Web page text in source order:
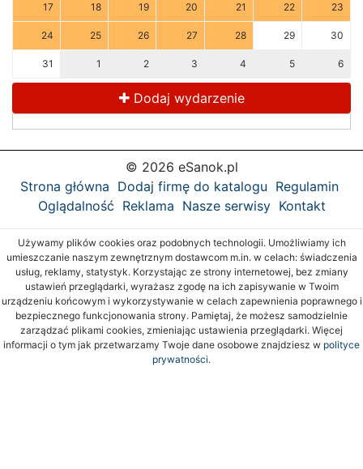
17 18 19 20 21 22 23
24 25 26 27 28 29 30
31 1 2 3 4 5 6
Dodaj wydarzenie
© 2026 eSanok.pl
Strona główna Dodaj firmę do katalogu Regulamin
Oglądalność Reklama Nasze serwisy Kontakt
Używamy plików cookies oraz podobnych technologii. Umożliwiamy ich
umieszczanie naszym zewnętrznym dostawcom m.in. w celach: świadczenia
usług, reklamy, statystyk. Korzystając ze strony internetowej, bez zmiany
ustawień przeglądarki, wyrażasz zgodę na ich zapisywanie w Twoim
urządzeniu końcowym i wykorzystywanie w celach zapewnienia poprawnego i
bezpiecznego funkcjonowania strony. Pamiętaj, że możesz samodzielnie
zarządzać plikami cookies, zmieniając ustawienia przeglądarki. Więcej
informacji o tym jak przetwarzamy Twoje dane osobowe znajdziesz w polityce
prywatności.